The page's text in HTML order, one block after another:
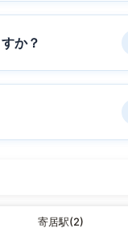
か？
寄居駅(2)